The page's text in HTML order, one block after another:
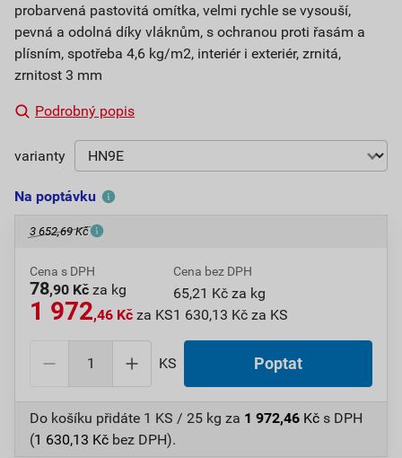
probarvená pastovitá omítka, velmi rychle se vysouší,
pevná a odolná díky vláknům, s ochranou proti řasám a
plísním, spotřeba 4,6 kg/m2, interiér i exteriér, zrnitá,
zrnitost 3 mm
Podrobný popis
varianty
Na poptávku
3 652,69 Kč
Cena s DPH
78,90 Kč za kg
1 972,46 Kč za KS
Cena bez DPH
65,21 Kč za kg
1 630,13 Kč za KS
KS Poptat
Do košíku přidáte 1 KS / 25 kg za 1 972,46 Kč s DPH
(1 630,13 Kč bez DPH).